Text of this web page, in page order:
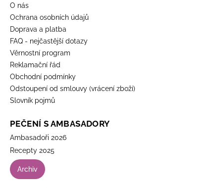
O nás
Ochrana osobních údajů
Doprava a platba
FAQ - nejčastější dotazy
Věrnostní program
Reklamační řád
Obchodní podmínky
Odstoupení od smlouvy (vrácení zboží)
Slovník pojmů
PEČENÍ S AMBASADORY
Ambasadoři 2026
Recepty 2025
Archiv